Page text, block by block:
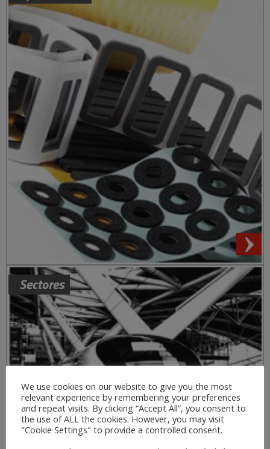
Sectores
We use cookies on our website to give you the most
relevant experience by remembering your preferences
and repeat visits. By clicking “Accept All”, you consent to
the use of ALL the cookies. However, you may visit
"Cookie Settings" to provide a controlled consent.